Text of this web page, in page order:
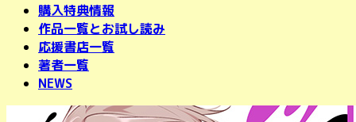
購入特典情報
作品一覧とお試し読み
応援書店一覧
著者一覧
NEWS